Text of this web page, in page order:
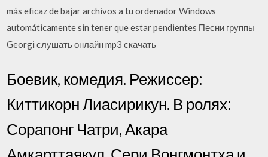
más eficaz de bajar archivos a tu ordenador Windows
automáticamente sin tener que estar pendientes Песни группы
Georgi слушать онлайн mp3 скачать
Боевик, комедия. Режиссер:
Киттикорн Лиасирикун. В ролях:
Сорапонг Чатри, Акара